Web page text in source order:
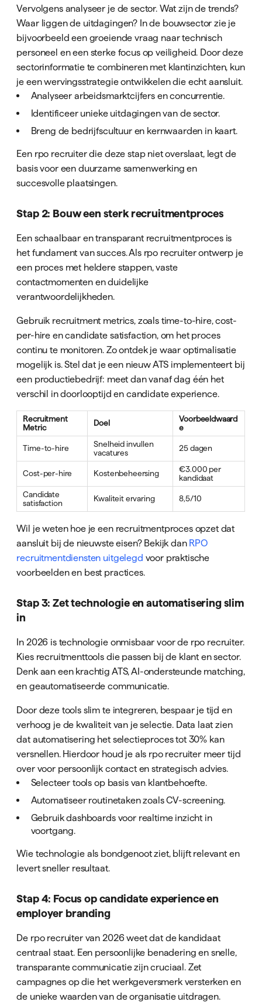
Vervolgens analyseer je de sector. Wat zijn de trends?
Waar liggen de uitdagingen? In de bouwsector zie je
bijvoorbeeld een groeiende vraag naar technisch
personeel en een sterke focus op veiligheid. Door deze
sectorinformatie te combineren met klantinzichten, kun
je een wervingsstrategie ontwikkelen die echt aansluit.
Analyseer arbeidsmarktcijfers en concurrentie.
Identificeer unieke uitdagingen van de sector.
Breng de bedrijfscultuur en kernwaarden in kaart.
Een rpo recruiter die deze stap niet overslaat, legt de
basis voor een duurzame samenwerking en
succesvolle plaatsingen.
Stap 2: Bouw een sterk recruitmentproces
Een schaalbaar en transparant recruitmentproces is
het fundament van succes. Als rpo recruiter ontwerp je
een proces met heldere stappen, vaste
contactmomenten en duidelijke
verantwoordelijkheden.
Gebruik recruitment metrics, zoals time-to-hire, cost-
per-hire en candidate satisfaction, om het proces
continu te monitoren. Zo ontdek je waar optimalisatie
mogelijk is. Stel dat je een nieuw ATS implementeert bij
een productiebedrijf: meet dan vanaf dag één het
verschil in doorlooptijd en candidate experience.
Recruitment
Metric
Doel
Voorbeeldwaard
e
Time-to-hire
Snelheid invullen
vacatures
25 dagen
Cost-per-hire Kostenbeheersing
€3.000 per
kandidaat
Candidate
satisfaction
Kwaliteit ervaring 8,5/10
Wil je weten hoe je een recruitmentproces opzet dat
aansluit bij de nieuwste eisen? Bekijk dan RPO
recruitmentdiensten uitgelegd voor praktische
voorbeelden en best practices.
Stap 3: Zet technologie en automatisering slim
in
In 2026 is technologie onmisbaar voor de rpo recruiter.
Kies recruitmenttools die passen bij de klant en sector.
Denk aan een krachtig ATS, AI-ondersteunde matching,
en geautomatiseerde communicatie.
Door deze tools slim te integreren, bespaar je tijd en
verhoog je de kwaliteit van je selectie. Data laat zien
dat automatisering het selectieproces tot 30% kan
versnellen. Hierdoor houd je als rpo recruiter meer tijd
over voor persoonlijk contact en strategisch advies.
Selecteer tools op basis van klantbehoefte.
Automatiseer routinetaken zoals CV-screening.
Gebruik dashboards voor realtime inzicht in
voortgang.
Wie technologie als bondgenoot ziet, blijft relevant en
levert sneller resultaat.
Stap 4: Focus op candidate experience en
employer branding
De rpo recruiter van 2026 weet dat de kandidaat
centraal staat. Een persoonlijke benadering en snelle,
transparante communicatie zijn cruciaal. Zet
campagnes op die het werkgeversmerk versterken en
de unieke waarden van de organisatie uitdragen.